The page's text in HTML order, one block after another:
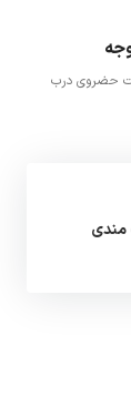
حضروی درب
مندی